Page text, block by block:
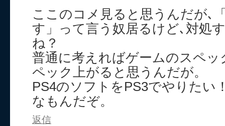
ここのコメ見ると思うんだが､
す」って言う奴居るけど､対処
ね？
普通に考えればゲームのスペ
ペック上がると思うんだが。
PS4のソフトをPS3でやりたい
なもんだぞ。
返信